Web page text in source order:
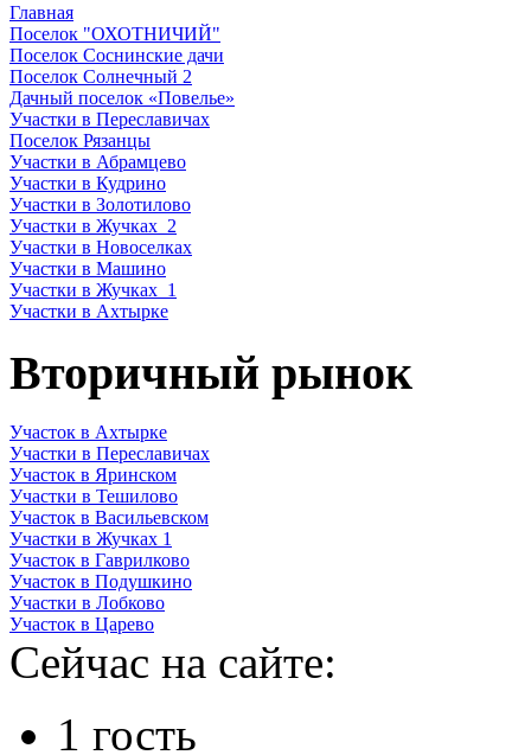
Главная
Поселок "ОХОТНИЧИЙ"
Поселок Соснинские дачи
Поселок Солнечный 2
Дачный поселок «Повелье»
Участки в Переславичах
Поселок Рязанцы
Участки в Абрамцево
Участки в Кудрино
Участки в Золотилово
Участки в Жучках_2
Участки в Новоселках
Участки в Машино
Участки в Жучках_1
Участки в Ахтырке
Вторичный рынок
Участок в Ахтырке
Участки в Переславичах
Участок в Яринском
Участки в Тешилово
Участок в Васильевском
Участки в Жучках 1
Участок в Гаврилково
Участок в Подушкино
Участки в Лобково
Участок в Царево
Сейчас на сайте:
1 гость